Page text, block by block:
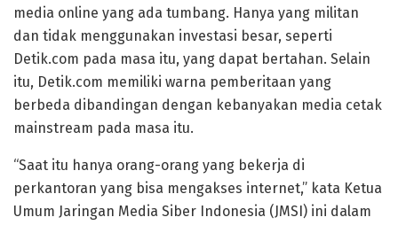
media online yang ada tumbang. Hanya yang militan
dan tidak menggunakan investasi besar, seperti
Detik.com pada masa itu, yang dapat bertahan. Selain
itu, Detik.com memiliki warna pemberitaan yang
berbeda dibandingan dengan kebanyakan media cetak
mainstream pada masa itu.
“Saat itu hanya orang-orang yang bekerja di
perkantoran yang bisa mengakses internet,” kata Ketua
Umum Jaringan Media Siber Indonesia (JMSI) ini dalam